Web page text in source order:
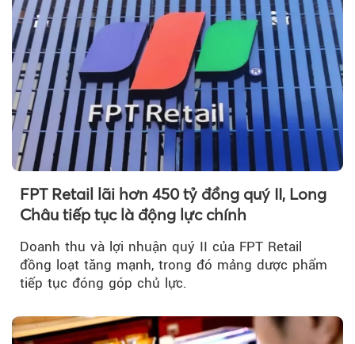
FPT Retail lãi hơn 450 tỷ đồng quý II, Long
Châu tiếp tục là động lực chính
Doanh thu và lợi nhuận quý II của FPT Retail
đồng loạt tăng mạnh, trong đó mảng dược phẩm
tiếp tục đóng góp chủ lực.